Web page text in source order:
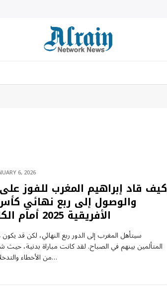
6, 2026
كيف قاد إبراهيم المغرب للفوز على
والوصول إلى ربع نهائي
الأفريقية 2025 أمام الكاميرون
سيتأهل المغرب إلى الدور ربع النهائي، لكن قد
المتألمين بينهم في الصباح. لقد كانت مباراة بدنية، حيث
من الأخطاء والتدخلات العنيفة…